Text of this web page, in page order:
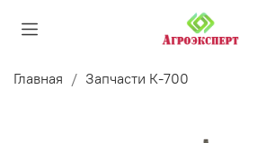
Главная Запчасти К-700